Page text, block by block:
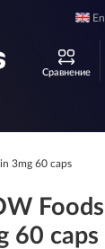
En
Сравнение
3mg 60 caps
Foods
60 caps